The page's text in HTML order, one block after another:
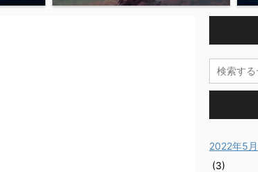
2022年5月
(3)